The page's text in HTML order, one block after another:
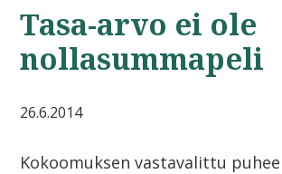
Tasa-arvo ei ole
nollasummapeli
26.6.2014
Kokoomuksen vastavalittu